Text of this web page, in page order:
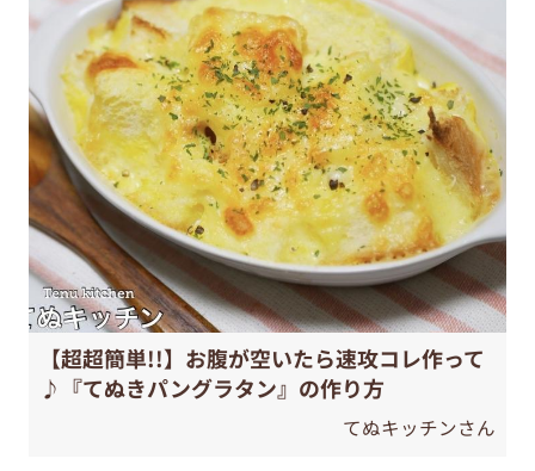
【超超簡単!!】お腹が空いたら速攻コレ作って
♪『てぬきパングラタン』の作り方
てぬキッチンさん